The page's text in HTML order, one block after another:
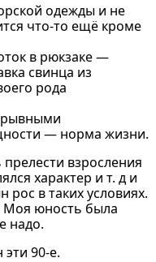
одежды и не
что-то ещё кроме
в рюкзаке —
свинца из
рода
— норма жизни.
взросления
характер и т. д и
рос в таких условиях.
Моя юность была
надо.
90-е.